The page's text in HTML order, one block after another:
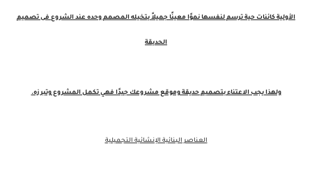
الأولية كائنات حية ترسم لنفسها نموًا معينًا جميلاً يتخيله المصمم وحده عند الشروع فى تصميم
الحديقة
ولهذا يجب الاعتناء بتصميم حديقة وموقع مشروعك جيدًا فهي تكمل المشروع وتبرزه.
العناصر البنائية الإنشائية التجميلية